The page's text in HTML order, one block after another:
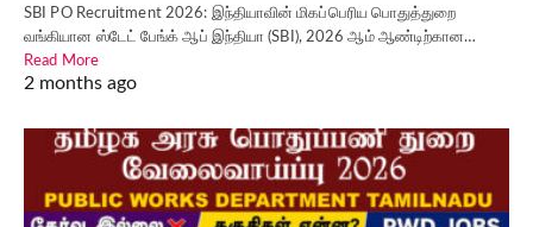
SBI PO Recruitment 2026: இந்தியாவின் மிகப்பெரிய பொதுத்துறை
வங்கியான ஸ்டேட் பேங்க் ஆப் இந்தியா (SBI), 2026 ஆம் ஆண்டிற்கான…
Read More
2 months ago